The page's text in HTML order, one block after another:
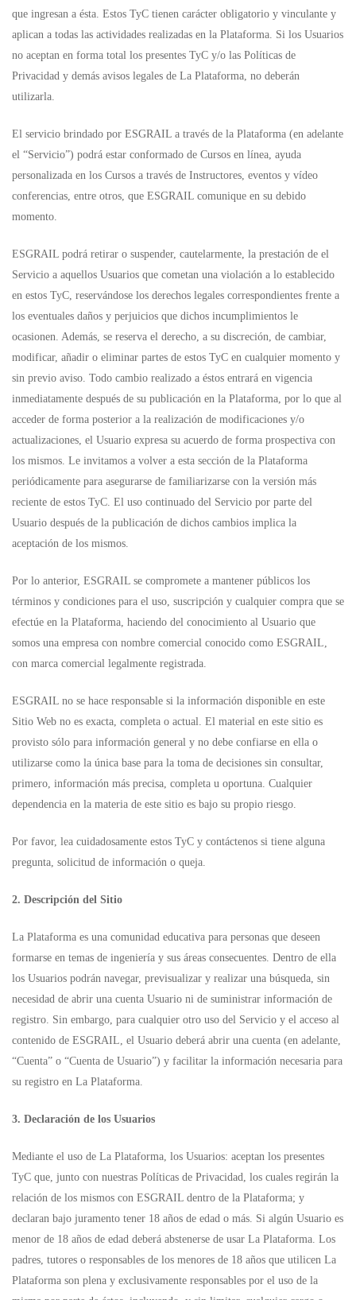
que ingresan a ésta. Estos TyC tienen carácter obligatorio y vinculante y
aplican a todas las actividades realizadas en la Plataforma. Si los Usuarios
no aceptan en forma total los presentes TyC y/o las Políticas de
Privacidad y demás avisos legales de La Plataforma, no deberán
utilizarla.
El servicio brindado por ESGRAIL a través de la Plataforma (en adelante
el “Servicio”) podrá estar conformado de Cursos en línea, ayuda
personalizada en los Cursos a través de Instructores, eventos y vídeo
conferencias, entre otros, que ESGRAIL comunique en su debido
momento.
ESGRAIL podrá retirar o suspender, cautelarmente, la prestación de el
Servicio a aquellos Usuarios que cometan una violación a lo establecido
en estos TyC, reservándose los derechos legales correspondientes frente a
los eventuales daños y perjuicios que dichos incumplimientos le
ocasionen. Además, se reserva el derecho, a su discreción, de cambiar,
modificar, añadir o eliminar partes de estos TyC en cualquier momento y
sin previo aviso. Todo cambio realizado a éstos entrará en vigencia
inmediatamente después de su publicación en la Plataforma, por lo que al
acceder de forma posterior a la realización de modificaciones y/o
actualizaciones, el Usuario expresa su acuerdo de forma prospectiva con
los mismos. Le invitamos a volver a esta sección de la Plataforma
periódicamente para asegurarse de familiarizarse con la versión más
reciente de estos TyC. El uso continuado del Servicio por parte del
Usuario después de la publicación de dichos cambios implica la
aceptación de los mismos.
Por lo anterior, ESGRAIL se compromete a mantener públicos los
términos y condiciones para el uso, suscripción y cualquier compra que se
efectúe en la Plataforma, haciendo del conocimiento al Usuario que
somos una empresa con nombre comercial conocido como ESGRAIL,
con marca comercial legalmente registrada.
ESGRAIL no se hace responsable si la información disponible en este
Sitio Web no es exacta, completa o actual. El material en este sitio es
provisto sólo para información general y no debe confiarse en ella o
utilizarse como la única base para la toma de decisiones sin consultar,
primero, información más precisa, completa u oportuna. Cualquier
dependencia en la materia de este sitio es bajo su propio riesgo.
Por favor, lea cuidadosamente estos TyC y contáctenos si tiene alguna
pregunta, solicitud de información o queja.
2. Descripción del Sitio
La Plataforma es una comunidad educativa para personas que deseen
formarse en temas de ingeniería y sus áreas consecuentes. Dentro de ella
los Usuarios podrán navegar, previsualizar y realizar una búsqueda, sin
necesidad de abrir una cuenta Usuario ni de suministrar información de
registro. Sin embargo, para cualquier otro uso del Servicio y el acceso al
contenido de ESGRAIL, el Usuario deberá abrir una cuenta (en adelante,
“Cuenta” o “Cuenta de Usuario”) y facilitar la información necesaria para
su registro en La Plataforma.
3. Declaración de los Usuarios
Mediante el uso de La Plataforma, los Usuarios: aceptan los presentes
TyC que, junto con nuestras Políticas de Privacidad, los cuales regirán la
relación de los mismos con ESGRAIL dentro de la Plataforma; y
declaran bajo juramento tener 18 años de edad o más. Si algún Usuario es
menor de 18 años de edad deberá abstenerse de usar La Plataforma. Los
padres, tutores o responsables de los menores de 18 años que utilicen La
Plataforma son plena y exclusivamente responsables por el uso de la